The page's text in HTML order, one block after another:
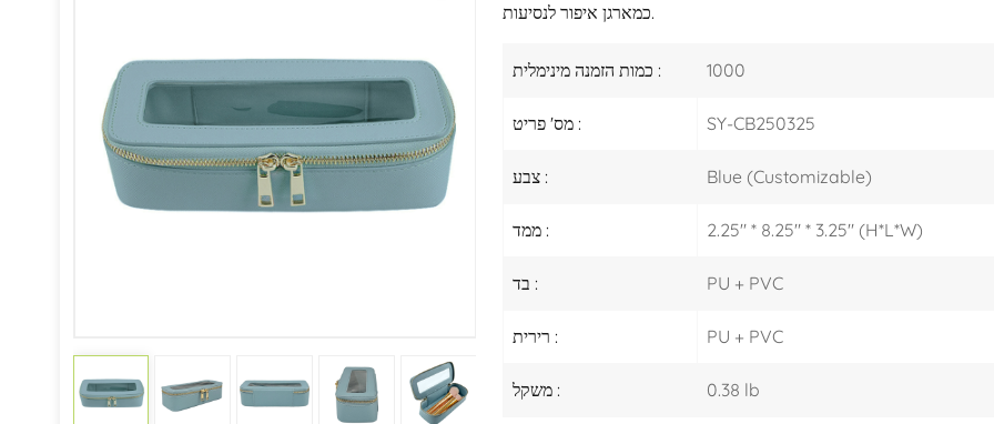
כמארגן איפור לנסיעות.
כמות הזמנה מינימלית : 1000
מס' פריט : SY-CB250325
צבע : Blue (Customizable)
ממד : 2.25" * 8.25" * 3.25" (H*L*W)
בד : PU + PVC
רירית : PU + PVC
משקל : 0.38 lb